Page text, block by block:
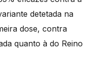
detetada na
dose, contra
quanto à do Reino